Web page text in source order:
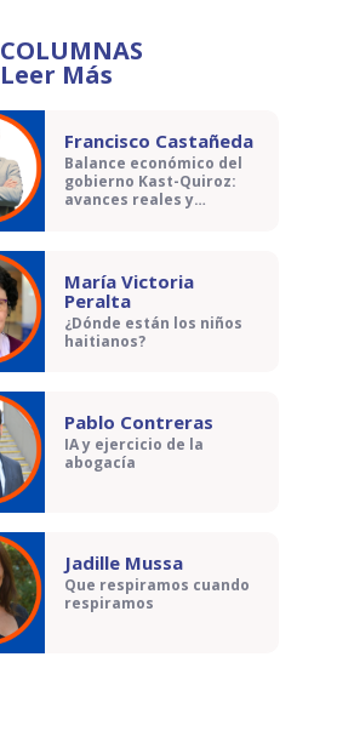
COLUMNAS
Leer Más
Francisco Castañeda
Balance económico del
gobierno Kast-Quiroz:
avances reales y
María Victoria
Peralta
¿Dónde están los niños
haitianos?
Pablo Contreras
IA y ejercicio de la
abogacía
Jadille Mussa
Que respiramos cuando
respiramos